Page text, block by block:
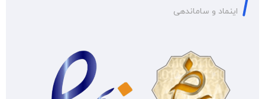
اینماد و ساماندهی